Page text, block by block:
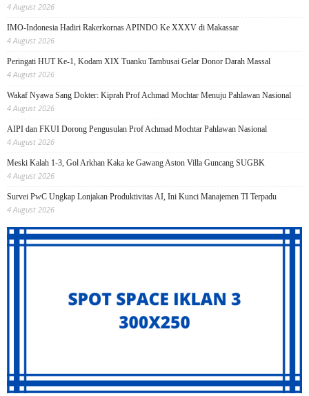
4 August 2026
IMO-Indonesia Hadiri Rakerkornas APINDO Ke XXXV di Makassar
4 August 2026
Peringati HUT Ke-1, Kodam XIX Tuanku Tambusai Gelar Donor Darah Massal
4 August 2026
Wakaf Nyawa Sang Dokter: Kiprah Prof Achmad Mochtar Menuju Pahlawan Nasional
4 August 2026
AIPI dan FKUI Dorong Pengusulan Prof Achmad Mochtar Pahlawan Nasional
4 August 2026
Meski Kalah 1-3, Gol Arkhan Kaka ke Gawang Aston Villa Guncang SUGBK
4 August 2026
Survei PwC Ungkap Lonjakan Produktivitas AI, Ini Kunci Manajemen TI Terpadu
4 August 2026